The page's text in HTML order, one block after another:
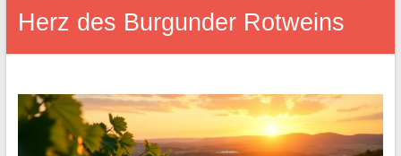
Herz des Burgunder Rotweins